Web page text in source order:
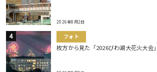
2026年8月2日
フォト
枚方から見た「2026びわ湖大花火大会」